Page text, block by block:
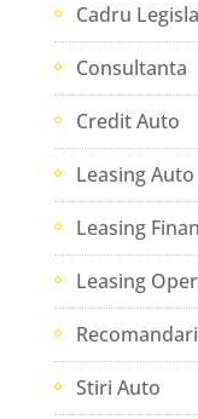
Cadru
Consultanta
Credit Auto
Leasing Auto
Leasing
Leasing
Recomandari
Stiri Auto